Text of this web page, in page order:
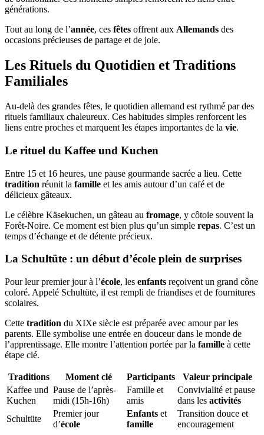
générations.
Tout au long de l’année, ces fêtes offrent aux Allemands des
occasions précieuses de partage et de joie.
Les Rituels du Quotidien et Traditions
Familiales
Au-delà des grandes fêtes, le quotidien allemand est rythmé par des
rituels familiaux chaleureux. Ces habitudes simples renforcent les
liens entre proches et marquent les étapes importantes de la vie.
Le rituel du Kaffee und Kuchen
Entre 15 et 16 heures, une pause gourmande sacrée a lieu. Cette
tradition réunit la famille et les amis autour d’un café et de
délicieux gâteaux.
Le célèbre Käsekuchen, un gâteau au fromage, y côtoie souvent la
Forêt-Noire. Ce moment est bien plus qu’un simple repas. C’est un
temps d’échange et de détente précieux.
La Schultüte : un début d’école plein de surprises
Pour leur premier jour à l’école, les enfants reçoivent un grand cône
coloré. Appelé Schultüte, il est rempli de friandises et de fournitures
scolaires.
Cette tradition du XIXe siècle est préparée avec amour par les
parents. Elle symbolise une entrée en douceur dans le monde de
l’apprentissage. Elle montre l’attention portée par la famille à cette
étape clé.
Traditions Moment clé Participants
Valeur principale
Kaffee und
Kuchen
Pause de l’après-
midi (15h-16h)
Famille et
amis
Convivialité et pause
dans les activités
Schultüte
Premier jour
d’école
Enfants et
famille
Transition douce et
encouragement